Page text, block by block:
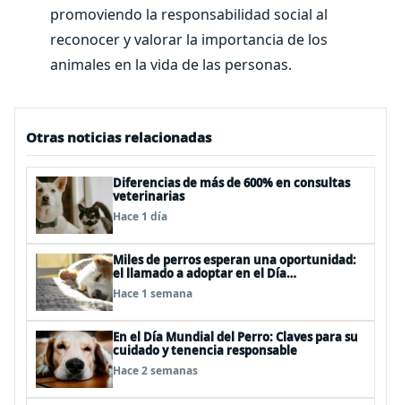
promoviendo la responsabilidad social al
reconocer y valorar la importancia de los
animales en la vida de las personas.
Otras noticias relacionadas
Diferencias de más de 600% en consultas
veterinarias
Hace 1 día
Miles de perros esperan una oportunidad:
el llamado a adoptar en el Día
Internacional del Perro Callejero
Hace 1 semana
En el Día Mundial del Perro: Claves para su
cuidado y tenencia responsable
Hace 2 semanas